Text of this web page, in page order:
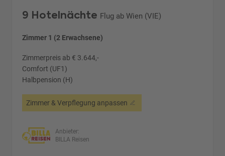
9 Hotelnächte Flug ab Wien (VIE)
Zimmer 1 (2 Erwachsene)
Zimmerpreis ab € 3.644,-
Comfort (UF1)
Halbpension (H)
Zimmer & Verpflegung anpassen
Anbieter:
BILLA Reisen